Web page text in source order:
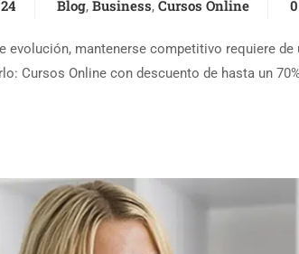
Blog, Business, Cursos Online
evolución, mantenerse competitivo requiere
Cursos Online con descuento de hasta un